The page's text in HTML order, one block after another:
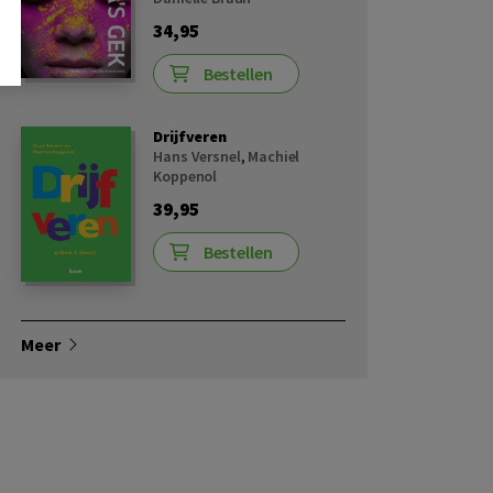
34,95
Bestellen
Drijfveren
Hans Versnel, Machiel
Koppenol
39,95
Bestellen
Meer